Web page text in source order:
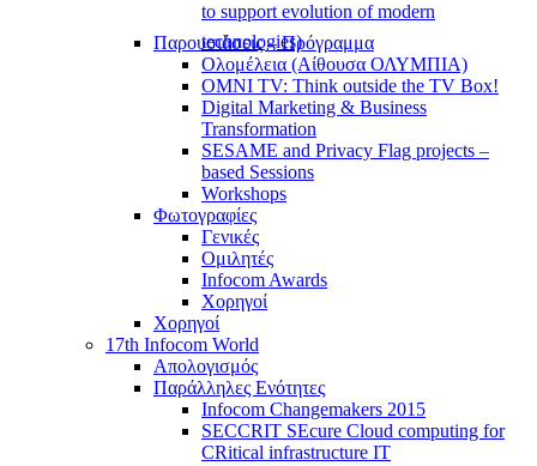
to support evolution of modern
technologies)
Παρουσιάσεις – Πρόγραμμα
Ολομέλεια (Αίθουσα ΟΛΥΜΠΙΑ)
OMNI TV: Think outside the TV Box!
Digital Marketing & Business
Transformation
SESAME and Privacy Flag projects –
based Sessions
Workshops
Φωτογραφίες
Γενικές
Ομιλητές
Infocom Awards
Χορηγοί
Χορηγοί
17th Infocom World
Απολογισμός
Παράλληλες Ενότητες
Infocom Changemakers 2015
SECCRIT SEcure Cloud computing for
CRitical infrastructure IT